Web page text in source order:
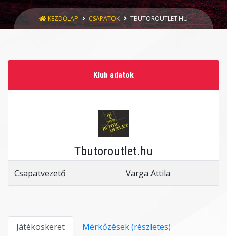
KEZDŐLAP CSAPATOK TBUTOROUTLET.HU
Klub adatok
Tbutoroutlet.hu
Csapatvezető Varga Attila
Játékoskeret
Mérkőzések (részletes)